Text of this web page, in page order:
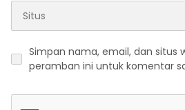
Simpan nama, email, dan situs
peramban ini untuk komentar